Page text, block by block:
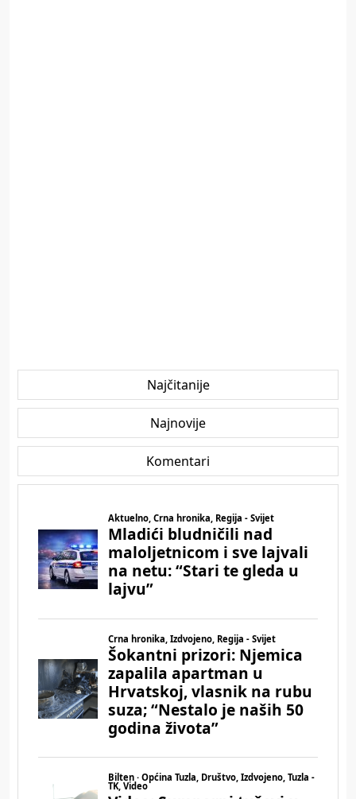
Najčitanije
Najnovije
Komentari